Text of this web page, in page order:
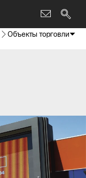
Объекты торговли